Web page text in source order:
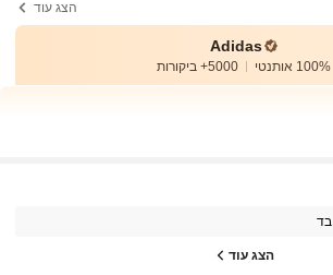
הצג עוד
Adidas
100% אותנטי 5000+ ביקורות
בד
הצג עוד